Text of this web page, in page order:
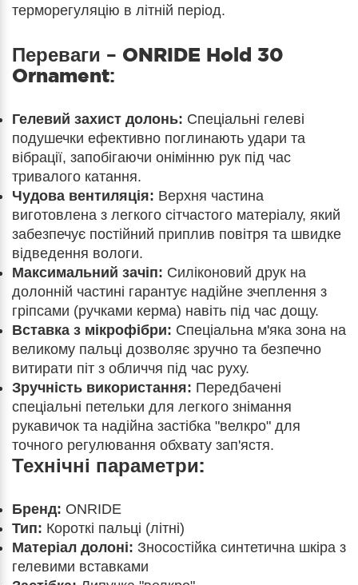
терморегуляцію в літній період.
Переваги – ONRIDE Hold 30
Ornament:
Гелевий захист долонь: Спеціальні гелеві
подушечки ефективно поглинають удари та
вібрації, запобігаючи онімінню рук під час
тривалого катання.
Чудова вентиляція: Верхня частина
виготовлена з легкого сітчастого матеріалу, який
забезпечує постійний приплив повітря та швидке
відведення вологи.
Максимальний зачіп: Силіконовий друк на
долонній частині гарантує надійне зчеплення з
гріпсами (ручками керма) навіть під час дощу.
Вставка з мікрофібри: Спеціальна м'яка зона на
великому пальці дозволяє зручно та безпечно
витирати піт з обличчя під час руху.
Зручність використання: Передбачені
спеціальні петельки для легкого знімання
рукавичок та надійна застібка "велкро" для
точного регулювання обхвату зап'ястя.
Технічні параметри:
Бренд: ONRIDE
Тип: Короткі пальці (літні)
Матеріал долоні: Зносостійка синтетична шкіра з
гелевими вставками